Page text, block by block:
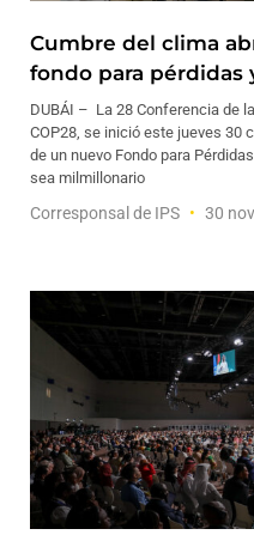
Cumbre del clima
fondo para pérdidas
DUBÁI – La 28 Conferencia de
COP28, se inició este jueves 30
de un nuevo Fondo para
sea milmillonario
Corresponsal de IPS 30